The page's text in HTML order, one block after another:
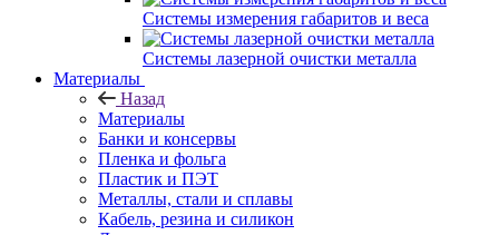
Системы измерения габаритов и веса
Системы лазерной очистки металла
Материалы
Назад
Материалы
Банки и консервы
Пленка и фольга
Пластик и ПЭТ
Металлы, стали и сплавы
Кабель, резина и силикон